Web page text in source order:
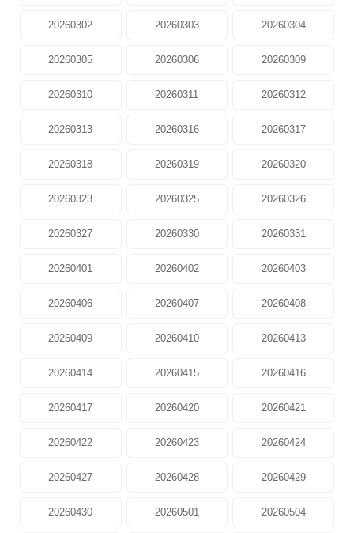
20260302 20260303 20260304
20260305 20260306 20260309
20260310 20260311 20260312
20260313 20260316 20260317
20260318 20260319 20260320
20260323 20260325 20260326
20260327 20260330 20260331
20260401 20260402 20260403
20260406 20260407 20260408
20260409 20260410 20260413
20260414 20260415 20260416
20260417 20260420 20260421
20260422 20260423 20260424
20260427 20260428 20260429
20260430 20260501 20260504